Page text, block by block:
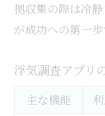
拠収集の際は冷
が成功への第一歩
浮気調査アプリ
主な機能